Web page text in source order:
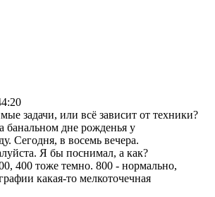
задачи, или всё зависит от техники?
банальном дне рожденья у
Сегодня, в восемь вечера.
Я бы поснимал, а как?
400 тоже темно. 800 - нормально,
какая-то мелкоточечная